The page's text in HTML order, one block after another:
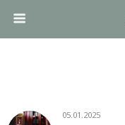
05.01.2025